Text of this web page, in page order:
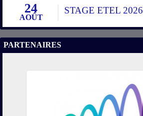
24
AOÛT
STAGE ETEL 2026
PARTENAIRES